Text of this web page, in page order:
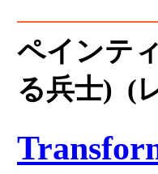
ペインテ
る兵士) (